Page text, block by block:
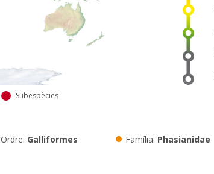
Subespècies
Ordre Galliformes Família Phasianidae